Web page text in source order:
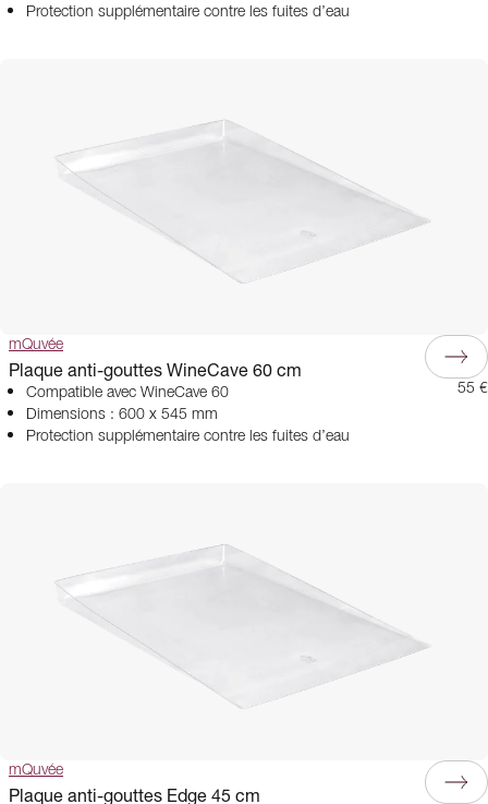
Protection supplémentaire contre les fuites d’eau
mQuvée
Plaque anti-gouttes WineCave 60 cm
Compatible avec WineCave 60
Dimensions : 600 x 545 mm
Protection supplémentaire contre les fuites d’eau
55 €
mQuvée
Plaque anti-gouttes Edge 45 cm